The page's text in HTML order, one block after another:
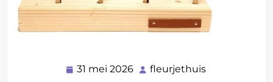
31 mei 2026 31
fleurjethuis